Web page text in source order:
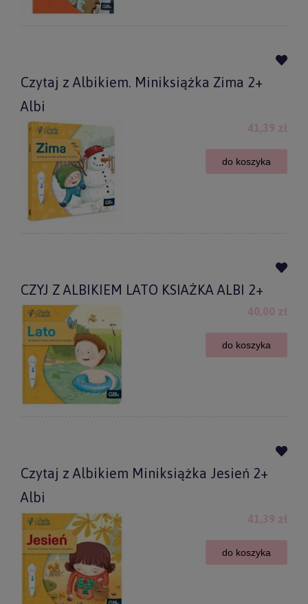
Czytaj z Albikiem. Miniksiążka Zima 2+
Albi
41,39 zł
do koszyka
CZYJ Z ALBIKIEM LATO KSIAŻKA ALBI 2+
40,00 zł
do koszyka
Czytaj z Albikiem Miniksiążka Jesień 2+
Albi
41,39 zł
do koszyka